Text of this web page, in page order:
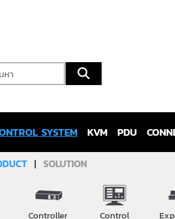
SYSTEM KVM PDU
| SOLUTION
Controller
Control